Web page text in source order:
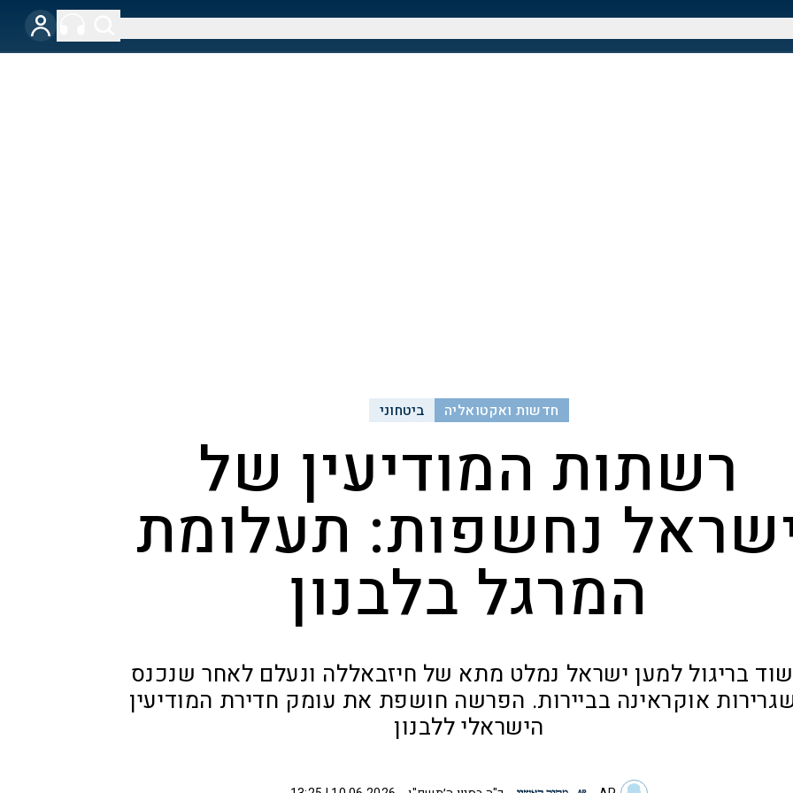
חדשות ואקטואליה ביטחוני
רשתות המודיעין של
נחשפות: תעלומת
המרגל בלבנון
בריגול למען ישראל נמלט מתא של חיזבאללה ונעלם לאחר שנכנס
אוקראינה בביירות. הפרשה חושפת את עומק חדירת המודיעין
הישראלי ללבנון